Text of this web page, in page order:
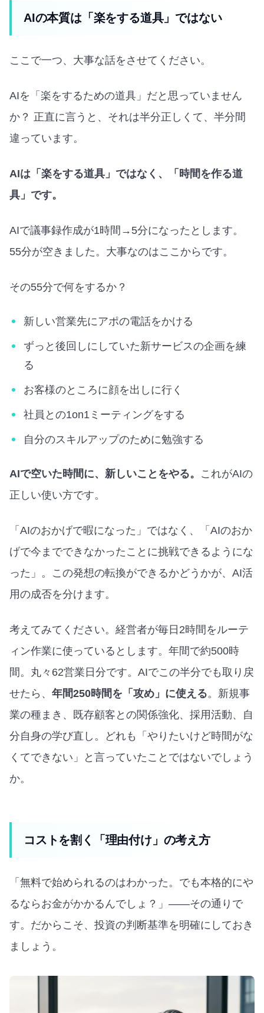
AIの本質は「楽をする道具」ではない
ここで一つ、大事な話をさせてください。
AIを「楽をするための道具」だと思っていません
か？ 正直に言うと、それは半分正しくて、半分間
違っています。
AIは「楽をする道具」ではなく、「時間を作る道
具」です。
AIで議事録作成が1時間→5分になったとします。
55分が空きました。大事なのはここからです。
その55分で何をするか？
新しい営業先にアポの電話をかける
ずっと後回しにしていた新サービスの企画を練
る
お客様のところに顔を出しに行く
社員との1on1ミーティングをする
自分のスキルアップのために勉強する
AIで空いた時間に、新しいことをやる。 これがAIの
正しい使い方です。
「AIのおかげで暇になった」ではなく、「AIのおか
げで今までできなかったことに挑戦できるようにな
った」。この発想の転換ができるかどうかが、AI活
用の成否を分けます。
考えてみてください。経営者が毎日2時間をルーテ
ィン作業に使っているとします。年間で約500時
間。丸々62営業日分です。AIでこの半分でも取り戻
せたら、 年間250時間を「攻め」に使える。新規事
業の種まき、既存顧客との関係強化、採用活動、自
分自身の学び直し。どれも「やりたいけど時間がな
くてできない」と言っていたことではないでしょう
か。
コストを割く「理由付け」の考え方
「無料で始められるのはわかった。でも本格的にや
るならお金がかかるんでしょ？」——その通りで
す。だからこそ、投資の判断基準を明確にしておき
ましょう。